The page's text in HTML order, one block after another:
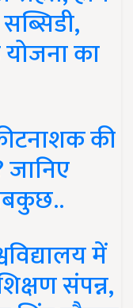
का
की
में
संपन्न,